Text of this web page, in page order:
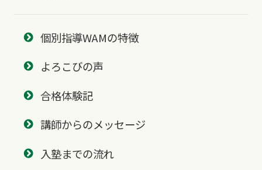
個別指導WAMの特徴
よろこびの声
合格体験記
講師からのメッセージ
入塾までの流れ